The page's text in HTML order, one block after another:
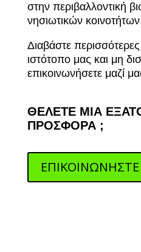
στην περιβαλλοντική
νησιωτικών
Διαβάστε
ιστότοπο μας και μη
επικοινωνήσετε μαζί
ΘΕΛΕΤΕ ΜΙΑ
ΠΡΟΣΦΟΡΑ ;